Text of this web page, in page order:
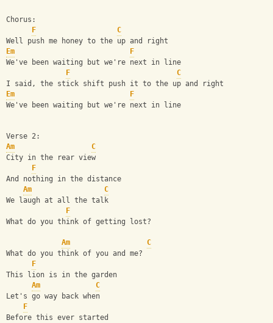
Chorus:
F
C
Well push me honey to the up and right
Em
F
We've been waiting but we're next in line
F
C
I said, the stick shift push it to the up and right
Em
F
We've been waiting but we're next in line
Verse 2:
Am
C
City in the rear view
F
And nothing in the distance
Am
C
We laugh at all the talk
F
What do you think of getting lost?
Am
C
What do you think of you and me?
F
This lion is in the garden
Am
C
Let's go way back when
F
Before this ever started